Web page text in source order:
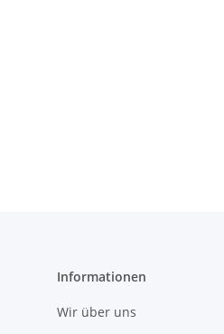
Informationen
Wir über uns